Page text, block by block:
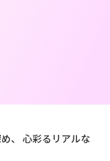
、 心彩るリアルな